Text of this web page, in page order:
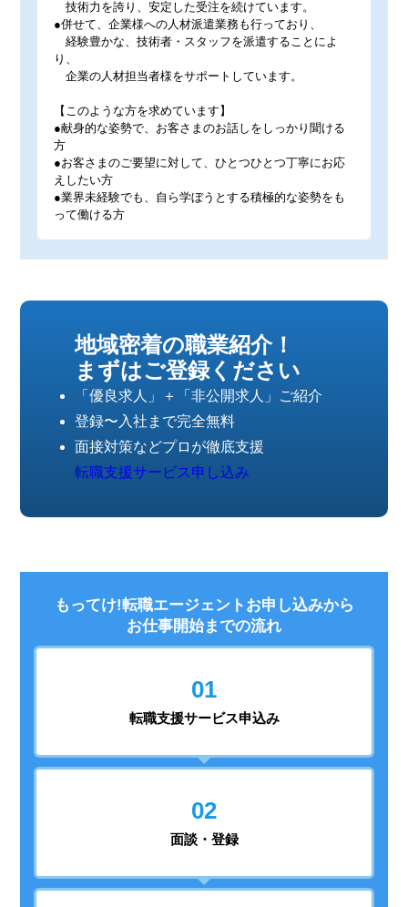
技術力を誇り、安定した受注を続けています。
●併せて、企業様への人材派遣業務も行っており、
経験豊かな、技術者・スタッフを派遣することによ
り、
企業の人材担当者様をサポートしています。
【このような方を求めています】
●献身的な姿勢で、お客さまのお話しをしっかり聞ける
方
●お客さまのご要望に対して、ひとつひとつ丁寧にお応
えしたい方
●業界未経験でも、自ら学ぼうとする積極的な姿勢をも
って働ける方
地域密着の職業紹介！
まずはご登録ください
「優良求人」＋「非公開求人」ご紹介
登録〜入社まで完全無料
面接対策などプロが徹底支援
転職支援サービス申し込み
もってけ!転職エージェントお申し込みから
お仕事開始までの流れ
01
転職支援サービス申込み
02
面談・登録